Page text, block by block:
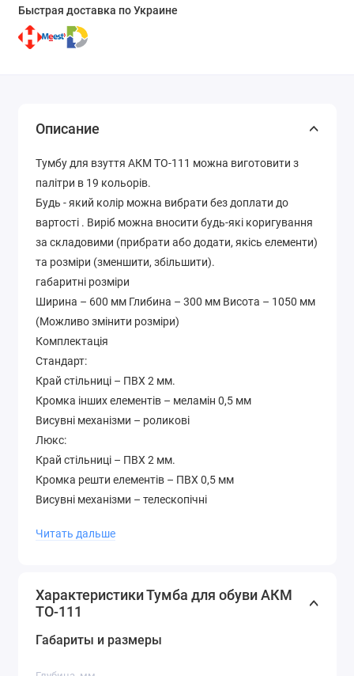
Быстрая доставка по Украине
Описание
Тумбу для взуття АКМ ТО-111 можна виготовити з
палітри в 19 кольорів.
Будь - який колір можна вибрати без доплати до
вартості . Виріб можна вносити будь-які коригування
за складовими (прибрати або додати, якісь елементи)
та розміри (зменшити, збільшити).
габаритні розміри
Ширина – 600 мм Глибина – 300 мм Висота – 1050 мм
(Можливо змінити розміри)
Комплектація
Стандарт:
Край стільниці – ПВХ 2 мм.
Кромка інших елементів – меламін 0,5 мм
Висувні механізми – роликові
Люкс:
Край стільниці – ПВХ 2 мм.
Кромка решти елементів – ПВХ 0,5 мм
Висувні механізми – телескопічні
Колір на картинці – венге + дуб молочний Гарантія –
Палітра кольорів лДСП (будь-який колір можна
вибрати без доплати до вартості )
Читать дальше
Характеристики Тумба для обуви АКМ
ТО-111
Габариты и размеры